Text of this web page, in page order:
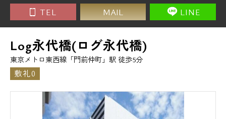
TEL MAIL LINE
Log永代橋(ログ永代橋)
東京メトロ東西線「門前仲町」駅 徒歩5分
敷礼0